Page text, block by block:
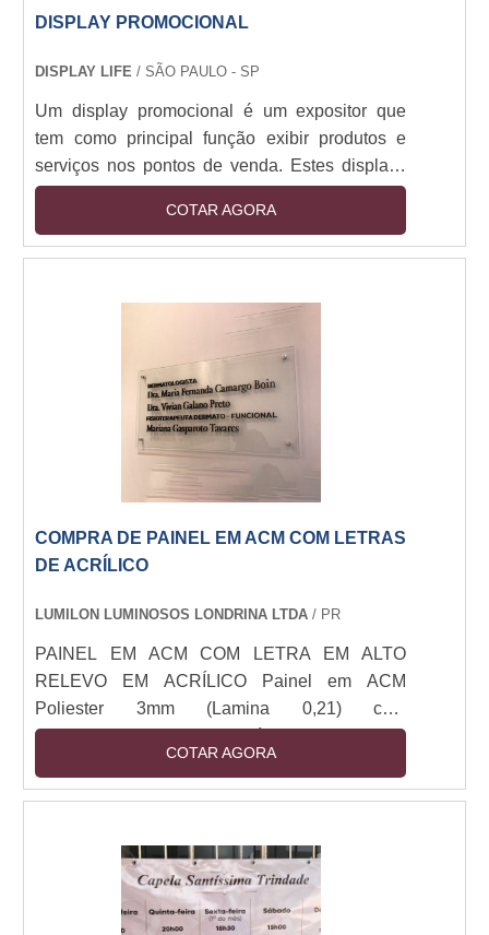
DISPLAY PROMOCIONAL
DISPLAY LIFE / SÃO PAULO - SP
Um display promocional é um expositor que
tem como principal função exibir produtos e
serviços nos pontos de venda. Estes displays
podem ser elaborados em diversos materiais,
formatos e tamanhos, e independente do tipo
de display, oferece grande destaque para os
consideravelmente o lucro de um
estabelecimento.Alguns tipos de displays É
possível encontrar um display para pontos de
venda em variados pontos de vendas, ....
COTAR AGORA
COMPRA DE PAINEL EM ACM COM LETRAS
DE ACRÍLICO
LUMILON LUMINOSOS LONDRINA LTDA / PR
PAINEL EM ACM COM LETRA EM ALTO
RELEVO EM ACRÍLICO Painel em ACM
Poliester 3mm (Lamina 0,21) com
letreiro/logomarca em acrílico 3mm cristal
cortado a laser e adesivado nas cores da
logomarca, aplicado na face do painel.
COTAR AGORA